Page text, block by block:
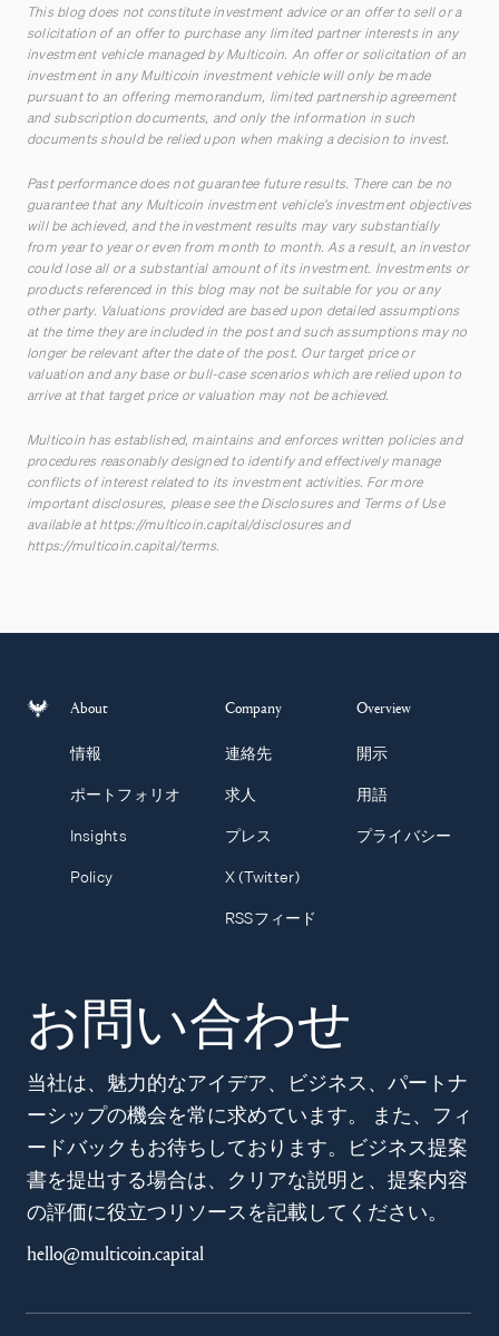
This blog does not constitute investment advice or an offer to sell or a
solicitation of an offer to purchase any limited partner interests in any
investment vehicle managed by Multicoin. An offer or solicitation of an
investment in any Multicoin investment vehicle will only be made
pursuant to an offering memorandum, limited partnership agreement
and subscription documents, and only the information in such
documents should be relied upon when making a decision to invest.
Past performance does not guarantee future results. There can be no
guarantee that any Multicoin investment vehicle’s investment objectives
will be achieved, and the investment results may vary substantially
from year to year or even from month to month. As a result, an investor
could lose all or a substantial amount of its investment. Investments or
products referenced in this blog may not be suitable for you or any
other party. Valuations provided are based upon detailed assumptions
at the time they are included in the post and such assumptions may no
longer be relevant after the date of the post. Our target price or
valuation and any base or bull-case scenarios which are relied upon to
arrive at that target price or valuation may not be achieved.
Multicoin has established, maintains and enforces written policies and
procedures reasonably designed to identify and effectively manage
conflicts of interest related to its investment activities. For more
important disclosures, please see the Disclosures and Terms of Use
available athttps://multicoin.capital/disclosuresand
https://multicoin.capital/terms.
About
情報
ポートフォリオ
Insights
Policy
Company
連絡先
求人
プレス
X (Twitter)
RSSフィード
Overview
開示
用語
プライバシー
お問い合わせ
当社は、魅力的なアイデア、ビジネス、パートナ
ーシップの機会を常に求めています。 また、フィ
ードバックもお待ちしております。ビジネス提案
書を提出する場合は、クリアな説明と、提案内容
の評価に役立つリソースを記載してください。
hello@multicoin.capital